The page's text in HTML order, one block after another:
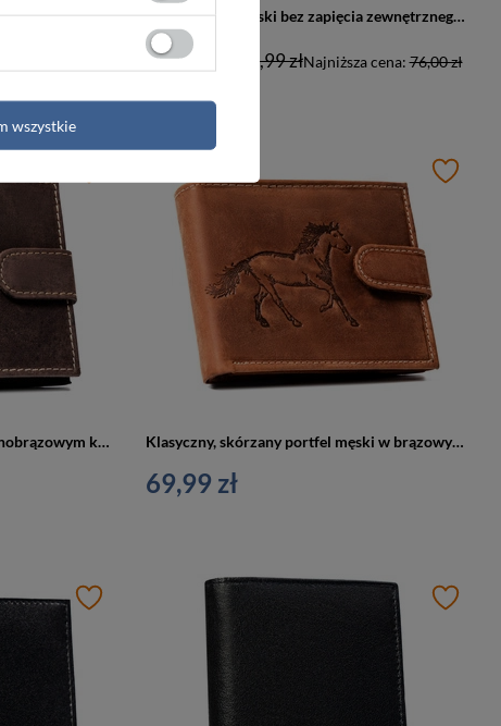
Szary portfel męski bez zapięcia zewnętrznego z systemem RFID - Peterson
76,00 zł Najniższa cena:76,00 zł
79,99 zł
Skórzany portfel męski w ciemnobrązowym kolorze z tłoczeniem na froncie przedstawiającym psa Klasyczny, skórzany portfel męski w brązowym kolorze
69,99 zł
wszystkie